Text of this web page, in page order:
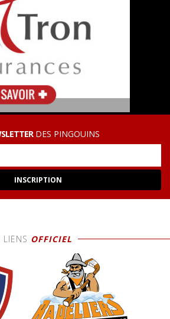
DES PINGOUINS
LIENS OFFICIEL